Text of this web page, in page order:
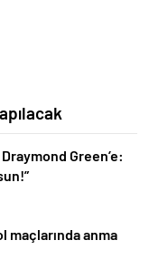
Green’e:
maçlarında anma